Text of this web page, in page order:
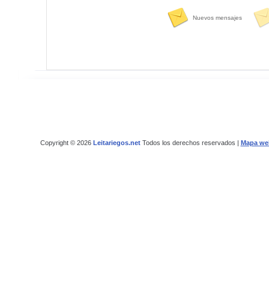
Nuevos mensajes
Copyright © 2026 Leitariegos.netTodos los derechos reservados | Mapa